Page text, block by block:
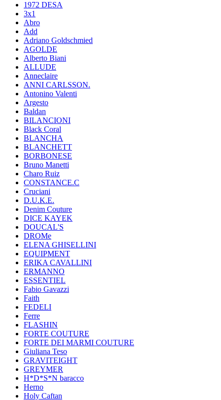
1972 DESA
3x1
Abro
Add
Adriano Goldschmied
AGOLDE
Alberto Biani
ALLUDE
Anneclaire
ANNI CARLSSON.
Antonino Valenti
Argesto
Baldan
BILANCIONI
Black Coral
BLANCHA
BLANCHETT
BORBONESE
Bruno Manetti
Charo Ruiz
CONSTANCE.C
Cruciani
D.U.K.E.
Denim Couture
DICE KAYEK
DOUCAL'S
DROMe
ELENA GHISELLINI
EQUIPMENT
ERIKA CAVALLINI
ERMANNO
ESSENTIEL
Fabio Gavazzi
Faith
FEDELI
Ferre
FLASHIN
FORTE COUTURE
FORTE DEI MARMI COUTURE
Giuliana Teso
GRAVITEIGHT
GREYMER
H*D*S*N baracco
Herno
Holy Caftan